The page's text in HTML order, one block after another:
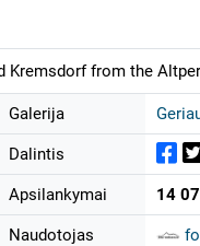
Kremsdorf from the
Galerija
Dalintis
Apsilankymai 14
Naudotojas